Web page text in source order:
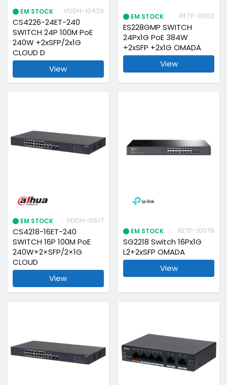
EM STOCK VDDH-10439
CS4226-24ET-240
SWITCH 24P 100M PoE
240W +2xSFP/2x1G
CLOUD D
View
EM STOCK RETP-10102
ES228GMP SWITCH
24Px1G PoE 384W
+2xSFP +2x1G OMADA
View
EM STOCK VDDH-10517
CS4218-16ET-240
SWITCH 16P 100M PoE
240W+2×SFP/2×1G
CLOUD
View
EM STOCK RETP-10079
SG2218 Switch 16Px1G
L2+2xSFP OMADA
View